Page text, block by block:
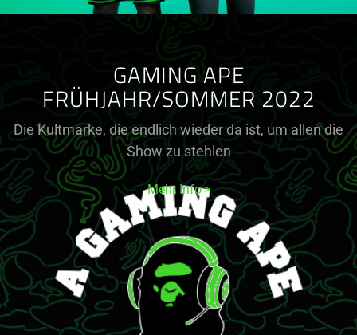
GAMING APE
FRÜHJAHR/SOMMER 2022
Die Kultmarke, die endlich wieder da ist, um allen die
Show zu stehlen
Mehr Info